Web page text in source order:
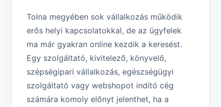
Tolna megyében sok vállalkozás működik
erős helyi kapcsolatokkal, de az ügyfelek
ma már gyakran online kezdik a keresést.
Egy szolgáltató, kivitelező, könyvelő,
szépségipari vállalkozás, egészségügyi
szolgáltató vagy webshopot indító cég
számára komoly előnyt jelenthet, ha a